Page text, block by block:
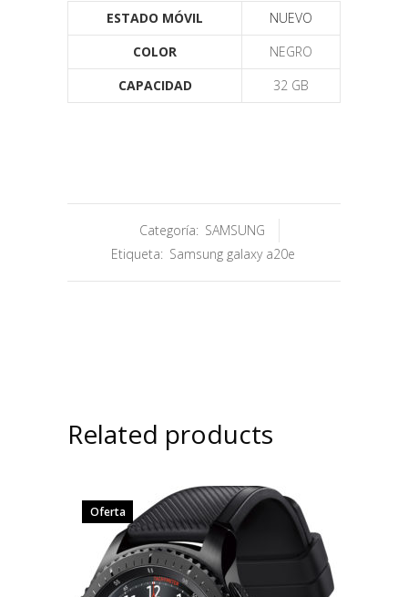
ESTADO MÓVIL
NUEVO
COLOR
NEGRO
CAPACIDAD
32 GB
Categoría: SAMSUNG
Etiqueta: Samsung galaxy a20e
Related products
Oferta